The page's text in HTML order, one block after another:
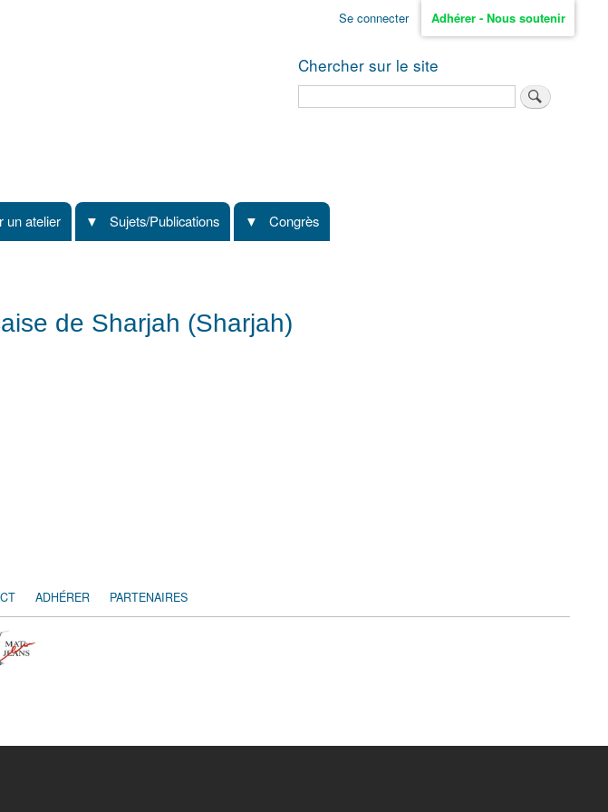
Se connecter Adhérer - Nous soutenir
Chercher sur le site
un atelier Sujets/Publications Congrès
de Sharjah (Sharjah)
ADHÉRER PARTENAIRES